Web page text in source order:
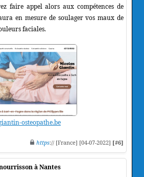
faire appel alors aux compétences de
en mesure de soulager vos maux de
faciales.
osteopathe.be
https:// [France] [04-07-2022] [#6]
à Nantes